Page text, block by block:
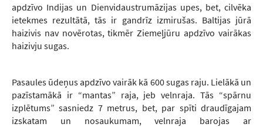
apdzīvo Indijas un Dienvidaustrumāzijas upes, bet, cilvēka
ietekmes rezultātā, tās ir gandrīz izmirušas. Baltijas jūrā
haizivis nav novērotas, tikmēr Ziemeļjūru apdzīvo vairākas
haizivju sugas.
Pasaules ūdeņus apdzīvo vairāk kā 600 sugas raju. Lielākā un
pazīstamākā ir “mantas” raja, jeb velnraja. Tās “spārnu
izplētums” sasniedz 7 metrus, bet, par spīti draudīgajam
izskatam un nosaukumam, velnraja barojas ar